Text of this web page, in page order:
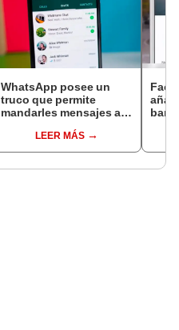
WhatsApp posee un
truco que permite
mandarles mensajes a
rápidoLEER MÁS